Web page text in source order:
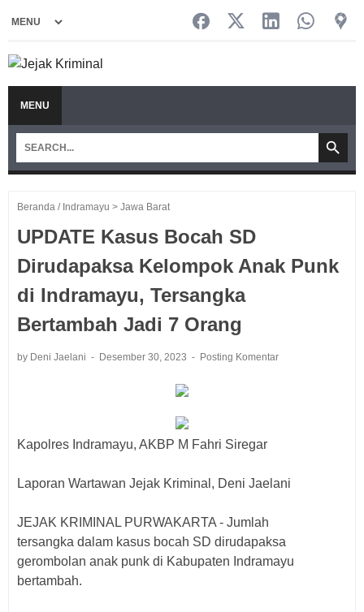
MENU
Beranda / Indramayu > Jawa Barat
UPDATE Kasus Bocah SD
Dirudapaksa Kelompok Anak Punk
di Indramayu, Tersangka
Bertambah Jadi 7 Orang
by Deni Jaelani Desember 30, 2023 Posting Komentar
Kapolres Indramayu, AKBP M Fahri Siregar
Laporan Wartawan Jejak Kriminal, Deni Jaelani
JEJAK KRIMINAL PURWAKARTA - Jumlah
tersangka dalam kasus bocah SD dirudapaksa
gerombolan anak punk di Kabupaten Indramayu
bertambah.